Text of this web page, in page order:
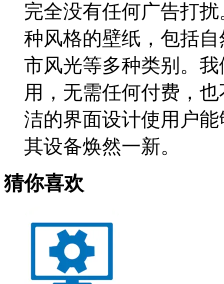
完全没有任何广告打
种风格的壁纸，包括
市风光等多种类别。
用，无需任何付费，
洁的界面设计使用户
其设备焕然一新。
猜你喜欢